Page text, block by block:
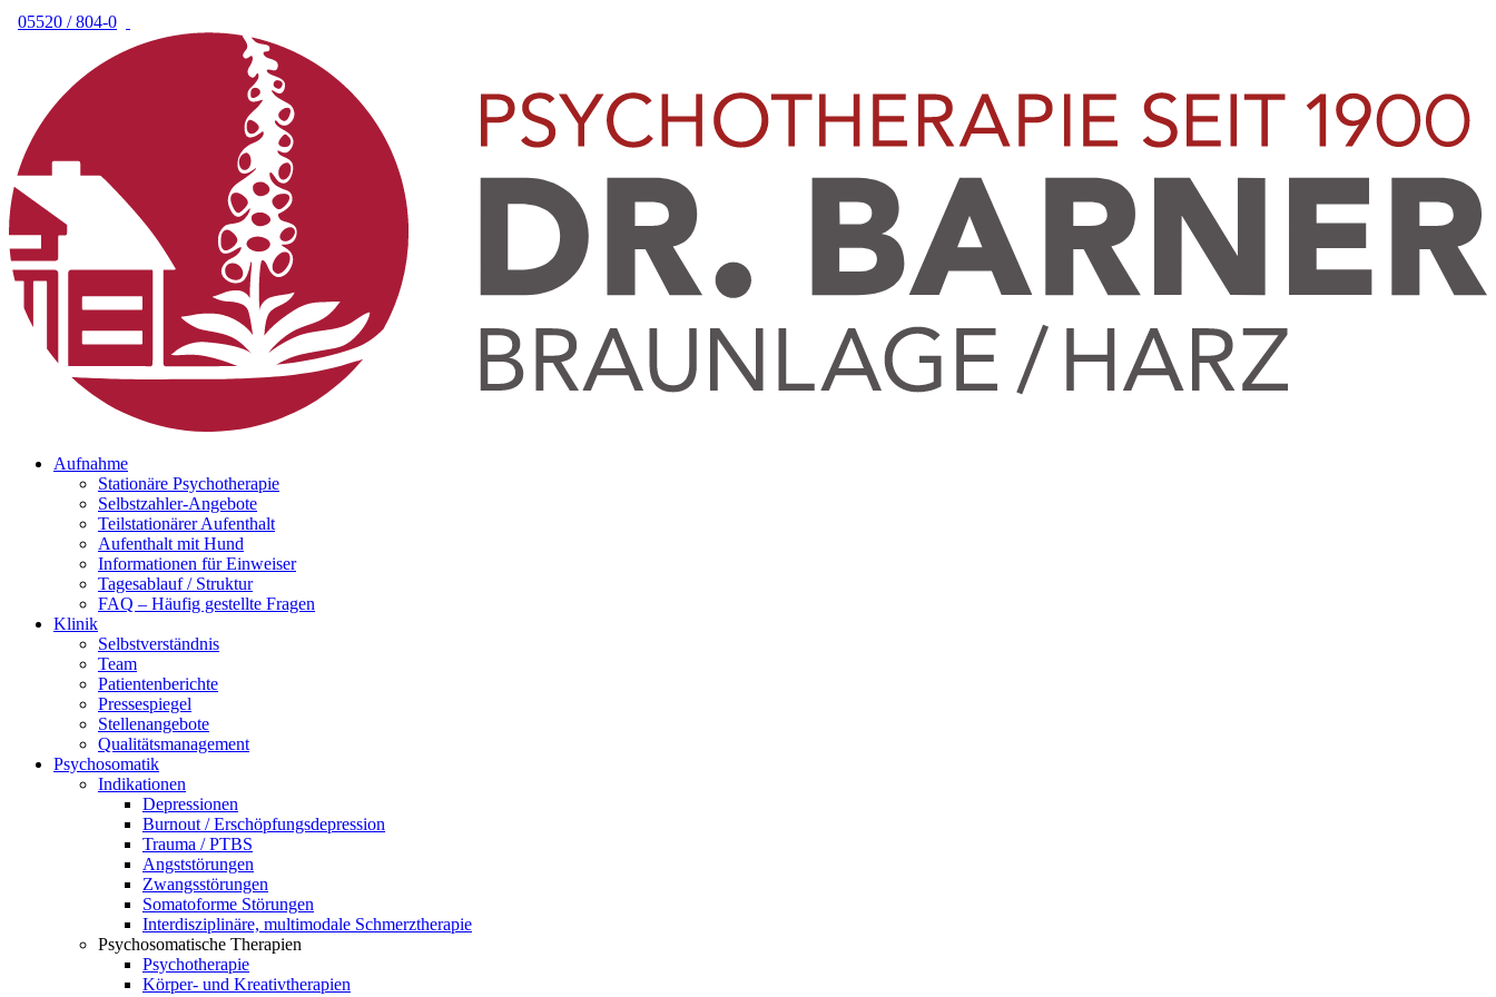
05520 / 804-0
Aufnahme
Stationäre Psychotherapie
Selbstzahler-Angebote
Teilstationärer Aufenthalt
Aufenthalt mit Hund
Informationen für Einweiser
Tagesablauf / Struktur
FAQ – Häufig gestellte Fragen
Klinik
Selbstverständnis
Team
Patientenberichte
Pressespiegel
Stellenangebote
Qualitätsmanagement
Psychosomatik
Indikationen
Depressionen
Burnout / Erschöpfungsdepression
Trauma / PTBS
Angststörungen
Zwangsstörungen
Somatoforme Störungen
Interdisziplinäre, multimodale Schmerztherapie
Psychosomatische Therapien
Psychotherapie
Körper- und Kreativtherapien